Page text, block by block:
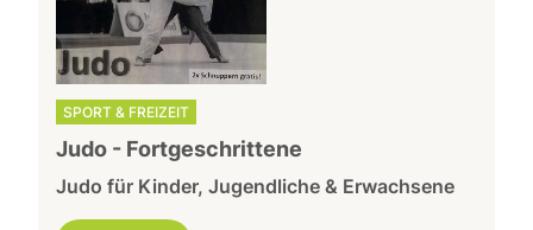
SPORT & FREIZEIT
Judo - Fortgeschrittene
Judo für Kinder, Jugendliche & Erwachsene